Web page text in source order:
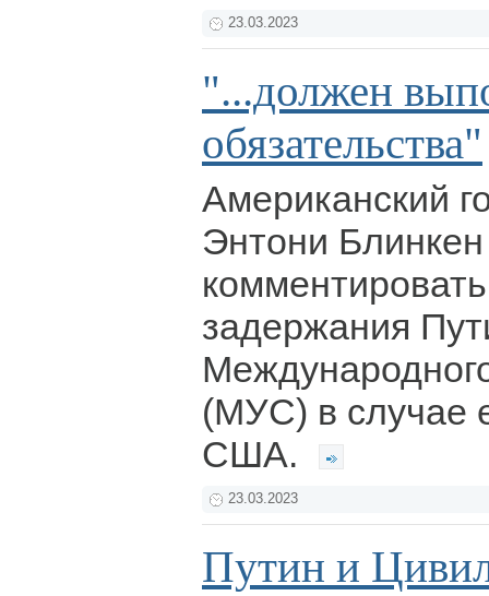
23.03.2023
"...должен
обязательства"
Американский
Энтони
задержания
(МУС) в случае
США.
23.03.2023
Путин и